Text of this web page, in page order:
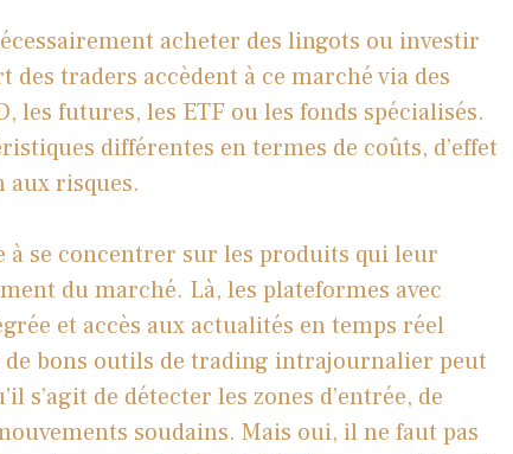
acheter des lingots ou investir
traders accèdent à ce marché via des
les futures, les ETF ou les fonds spécialisés.
différentes en termes de coûts, d’effet
aux risques.
à se concentrer sur les produits qui leur
du marché. Là, les plateformes avec
et accès aux actualités en temps réel
bons outils de trading intrajournalier peut
s’agit de détecter les zones d’entrée, de
soudains. Mais oui, il ne faut pas